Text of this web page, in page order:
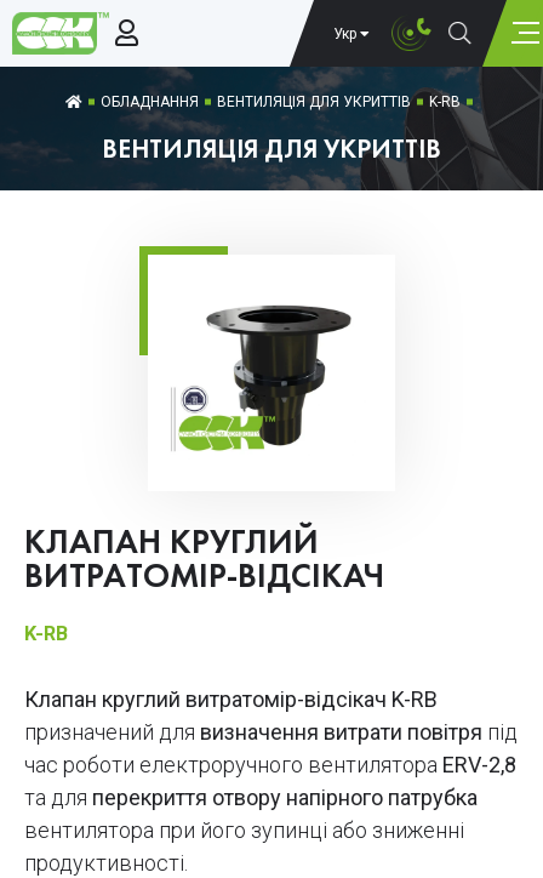
Укр
ОБЛАДНАННЯ ВЕНТИЛЯЦІЯ ДЛЯ УКРИТТІВ K-RB
ВЕНТИЛЯЦІЯ ДЛЯ УКРИТТІВ
КЛАПАН КРУГЛИЙ
ВИТРАТОМІР-ВІДСІКАЧ
K-RB
Клапан круглий витратомір-відсікач K-RB
призначений для визначення витрати повітря під
час роботи електроручного вентилятора ERV-2,8
та для перекриття отвору напірного патрубка
вентилятора при його зупинці або зниженні
продуктивності.